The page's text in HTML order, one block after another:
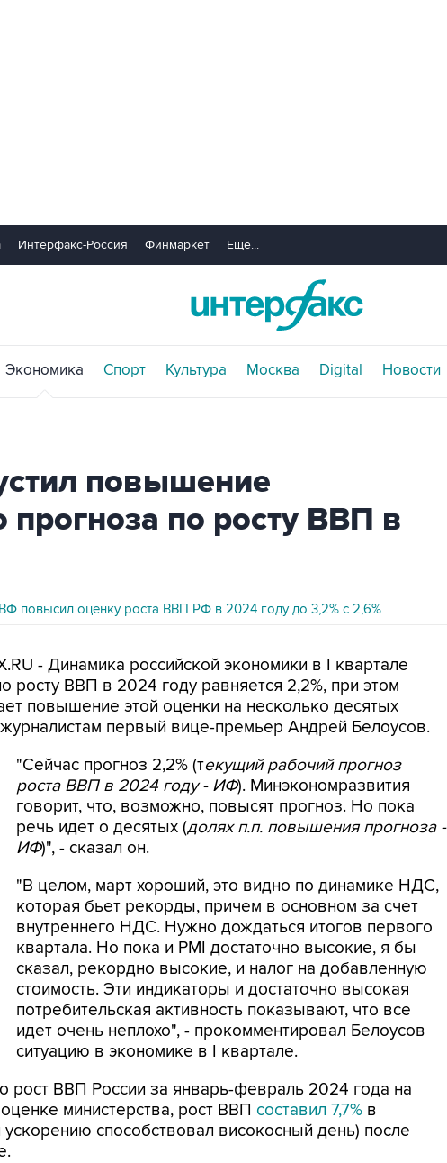
Интерфакс-Россия Финмаркет Еще...
Экономика Спорт Культура Москва Digital Новости
повышение
по росту ВВП в
повысил оценку роста ВВП РФ в 2024 году до 3,2% с 2,6%
- Динамика российской экономики в I квартале
росту ВВП в 2024 году равняется 2,2%, при этом
повышение этой оценки на несколько десятых
журналистам первый вице-премьер Андрей Белоусов.
"Сейчас прогноз 2,2% (текущий рабочий прогноз
роста ВВП в 2024 году - ИФ). Минэкономразвития
говорит, что, возможно, повысят прогноз. Но пока
речь идет о десятых (долях п.п. повышения прогноза -
ИФ)", - сказал он.
"В целом, март хороший, это видно по динамике НДС,
которая бьет рекорды, причем в основном за счет
внутреннего НДС. Нужно дождаться итогов первого
квартала. Но пока и PMI достаточно высокие, я бы
сказал, рекордно высокие, и налог на добавленную
стоимость. Эти индикаторы и достаточно высокая
потребительская активность показывают, что все
идет очень неплохо", - прокомментировал Белоусов
ситуацию в экономике в I квартале.
рост ВВП России за январь-февраль 2024 года на
министерства, рост ВВП составил 7,7% в
ускорению способствовал високосный день) после